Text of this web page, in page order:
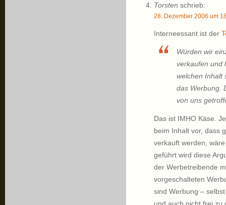
Torsten schrieb:
28. Dezember 2006 um
Interneessant ist der
Würden wir
verkaufen und
welchen Inhalt
das Werbung.
von uns
Das ist IMHO Käse.
beim Inhalt vor, dass
verkauft werden,
geführt wird diese
der Werbetreibende
vorgeschalteten
sind Werbung –
und auch nicht frei zu